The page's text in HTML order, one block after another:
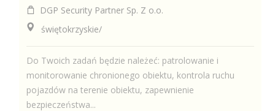
DGP Security Partner Sp. Z o.o.
świętokrzyskie/
Do Twoich zadań będzie należeć: patrolowanie i
monitorowanie chronionego obiektu, kontrola ruchu
pojazdów na terenie obiektu, zapewnienie
bezpieczeństwa...